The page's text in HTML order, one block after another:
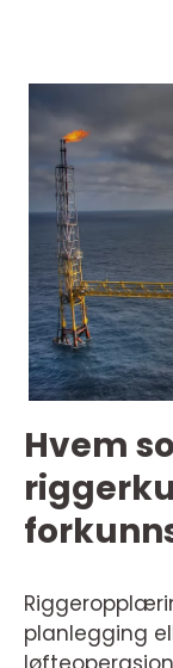
Hvem
planlegging